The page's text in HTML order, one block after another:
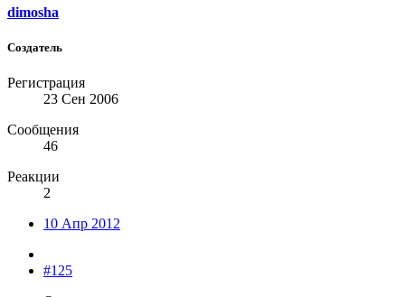
dimosha
Создатель
Регистрация
23 Сен 2006
Сообщения
46
Реакции
2
10 Апр 2012
#125